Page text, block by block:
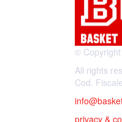
©
All rights
Cod.
privacy &